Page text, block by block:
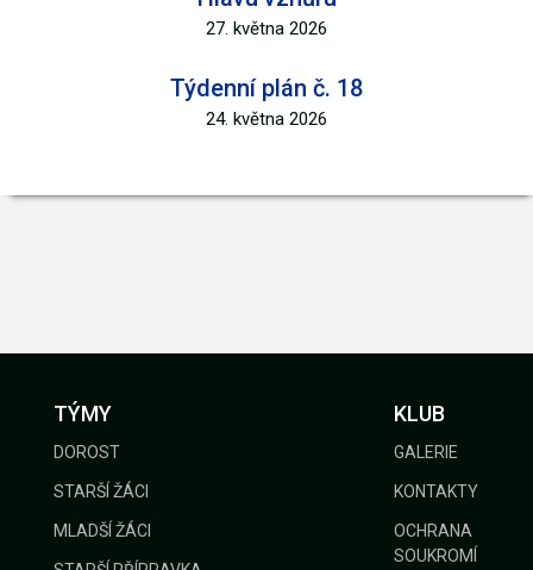
27. května 2026
Týdenní plán č. 18
24. května 2026
TÝMY
DOROST
STARŠÍ ŽÁCI
MLADŠÍ ŽÁCI
KLUB
GALERIE
KONTAKTY
OCHRANA
SOUKROMÍ